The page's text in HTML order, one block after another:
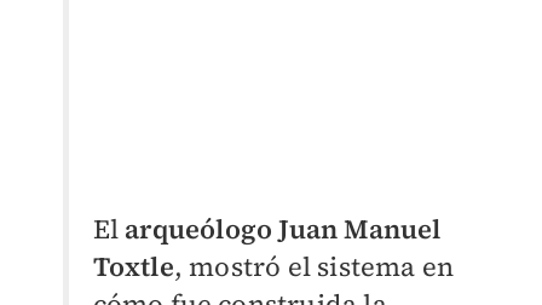
El arqueólogo Juan Manuel
Toxtle, mostró el sistema en